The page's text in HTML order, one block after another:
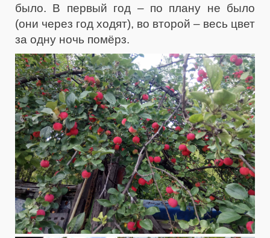
было. В первый год – по плану не было
(они через год ходят), во второй – весь цвет
за одну ночь помёрз.